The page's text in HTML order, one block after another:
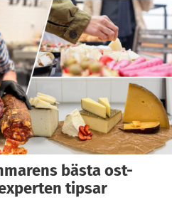
bästa ost-
tipsar